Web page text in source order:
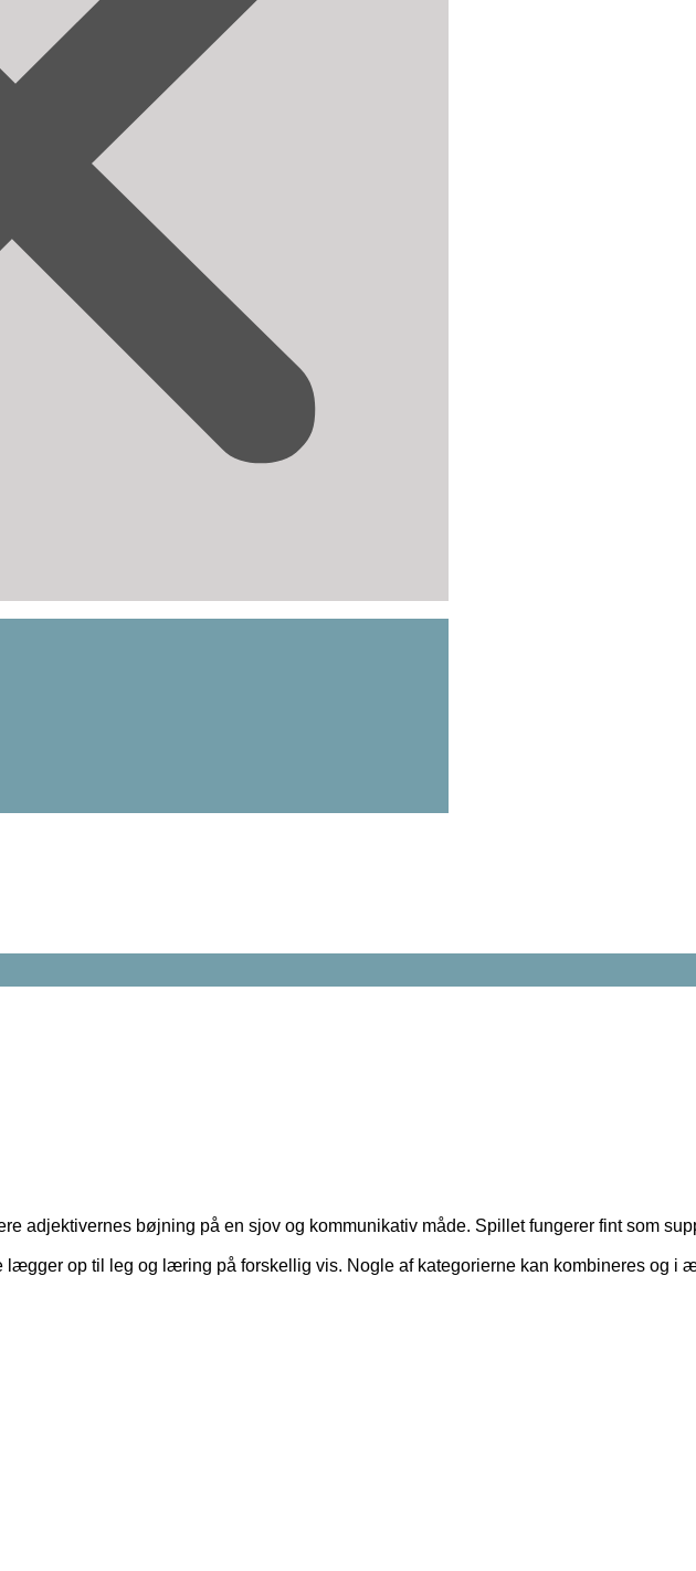
adjektivernes bøjning på en sjov og kommunikativ måde. Spillet fungerer fint som
lægger op til leg og læring på forskellig vis. Nogle af kategorierne kan kombineres og i